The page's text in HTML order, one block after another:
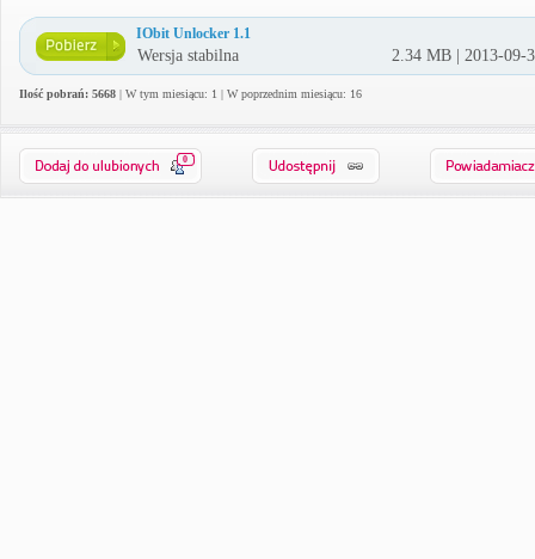
IObit Unlocker 1.1
Wersja stabilna 2.34 MB | 2013-09-
Ilość pobrań: 5668 | W tym miesiącu: 1 | W poprzednim miesiącu: 16
0